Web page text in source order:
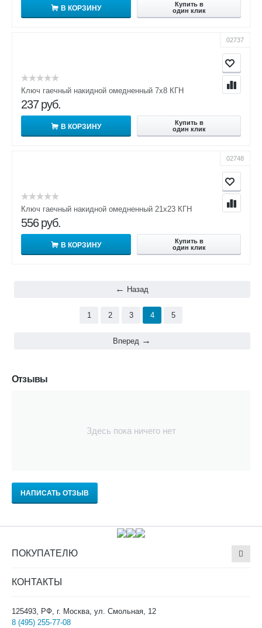
В КОРЗИНУ
Купить в
один клик
02737
Ключ гаечный накидной омедненный 7х8 КГН
237 руб.
В КОРЗИНУ
Купить в
один клик
02748
Ключ гаечный накидной омедненный 21х23 КГН
556 руб.
В КОРЗИНУ
Купить в
один клик
Назад
1 2 3 4 5
Вперед
Отзывы
Здесь пока ничего нет
НАПИСАТЬ ОТЗЫВ
ПОКУПАТЕЛЮ
КОНТАКТЫ
125493, РФ, г. Москва, ул. Смольная, 12
8 (495) 255-77-08